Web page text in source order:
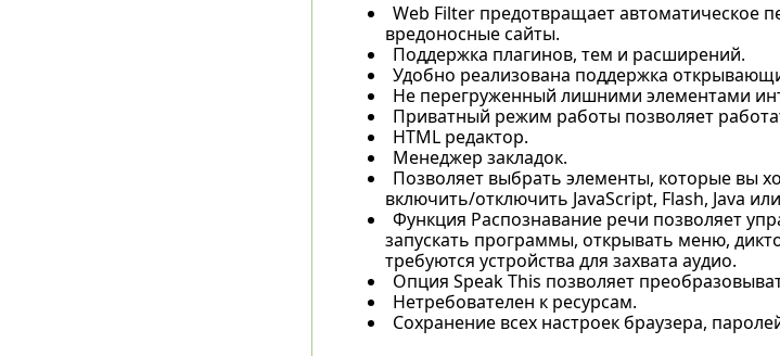
Web Filter предотвращает автоматическое
вредоносные сайты.
Поддержка плагинов, тем и расширений.
Удобно реализована поддержка
Не перегруженный лишними элементами
Приватный режим работы позволяет
HTML редактор.
Менеджер закладок.
Позволяет выбрать элементы, которые вы
включить/отключить JavaScript, Flash, Java
Функция Распознавание речи позволяет
запускать программы, открывать меню,
требуются устройства для захвата аудио.
Опция Speak This позволяет
Нетребователен к ресурсам.
Сохранение всех настроек браузера,